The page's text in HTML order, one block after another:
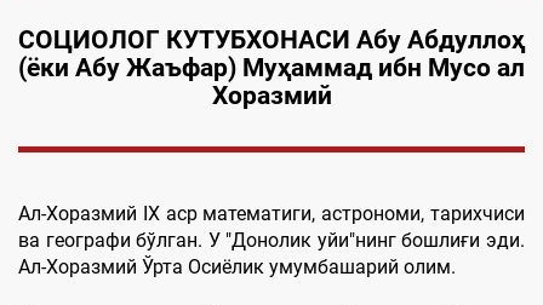
СОЦИОЛОГ КУТУБХОНАСИ Абу Абдуллоҳ
(ёки Абу Жаъфар) Mуҳаммад ибн Мусо ал
Хоразмий
Ал-Хоразмий IX аср математиги, астрономи, тарихчиси
ва географи бўлган. У "Донолик уйи"нинг бошлиғи эди.
Ал-Хоразмий Ўрта Осиёлик умумбашарий олим.